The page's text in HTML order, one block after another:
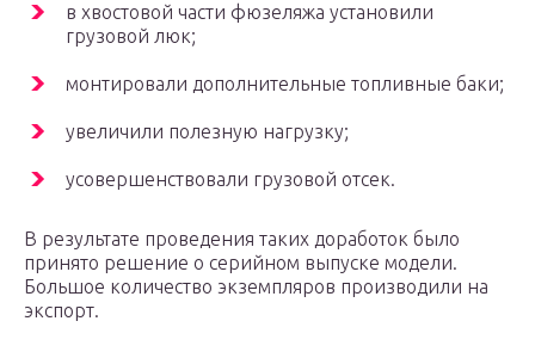
в хвостовой части фюзеляжа установили
грузовой люк;
монтировали дополнительные топливные баки;
увеличили полезную нагрузку;
усовершенствовали грузовой отсек.
В результате проведения таких доработок было
принято решение о серийном выпуске модели.
Большое количество экземпляров производили на
экспорт.